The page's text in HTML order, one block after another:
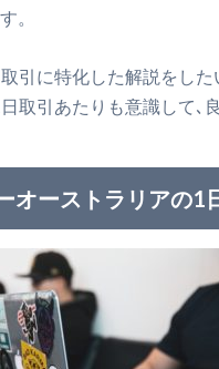
。
引に特化した解説をし
取引あたりも意識して､
オーストラリアの1